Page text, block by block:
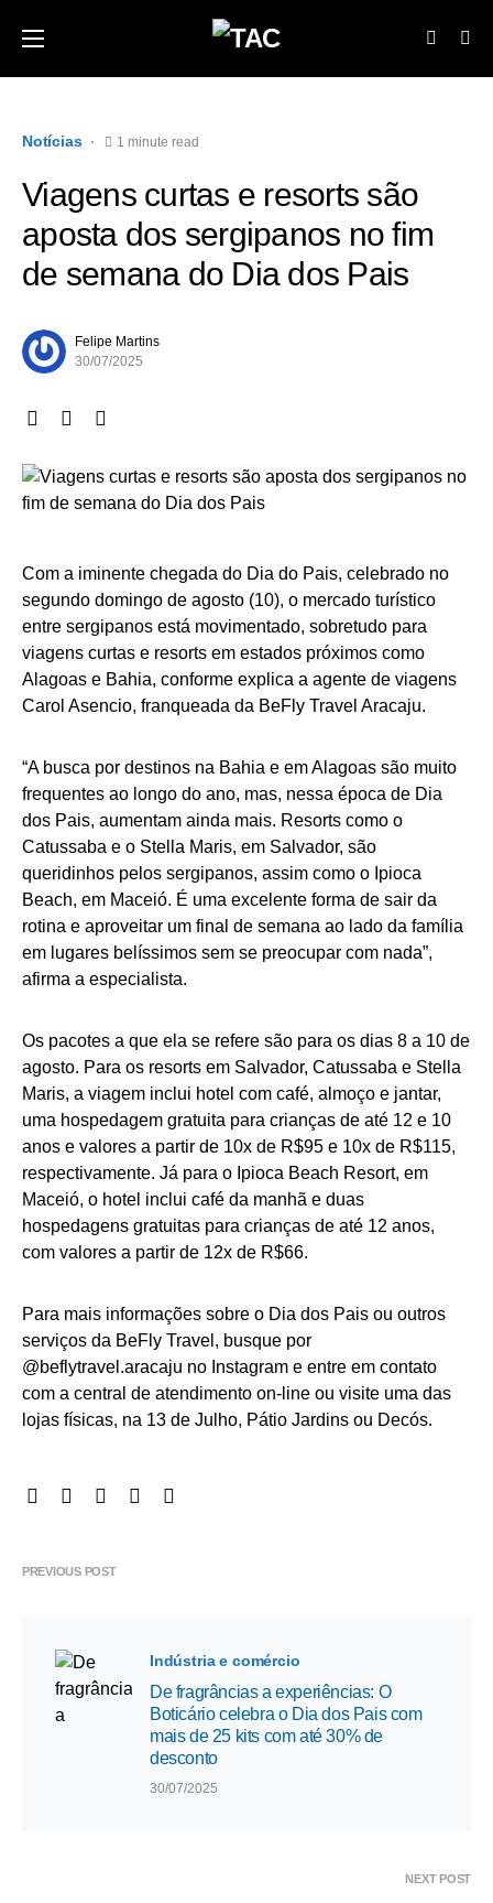
Notícias 1 minute read
Viagens curtas e resorts são
aposta dos sergipanos no fim
de semana do Dia dos Pais
Felipe Martins
30/07/2025
Com a iminente chegada do Dia do Pais, celebrado no
segundo domingo de agosto (10), o mercado turístico
entre sergipanos está movimentado, sobretudo para
viagens curtas e resorts em estados próximos como
Alagoas e Bahia, conforme explica a agente de viagens
Carol Asencio, franqueada da BeFly Travel Aracaju.
“A busca por destinos na Bahia e em Alagoas são muito
frequentes ao longo do ano, mas, nessa época de Dia
dos Pais, aumentam ainda mais. Resorts como o
Catussaba e o Stella Maris, em Salvador, são
queridinhos pelos sergipanos, assim como o Ipioca
Beach, em Maceió. É uma excelente forma de sair da
rotina e aproveitar um final de semana ao lado da família
em lugares belíssimos sem se preocupar com nada”,
afirma a especialista.
Os pacotes a que ela se refere são para os dias 8 a 10 de
agosto. Para os resorts em Salvador, Catussaba e Stella
Maris, a viagem inclui hotel com café, almoço e jantar,
uma hospedagem gratuita para crianças de até 12 e 10
anos e valores a partir de 10x de R$95 e 10x de R$115,
respectivamente. Já para o Ipioca Beach Resort, em
Maceió, o hotel inclui café da manhã e duas
hospedagens gratuitas para crianças de até 12 anos,
com valores a partir de 12x de R$66.
Para mais informações sobre o Dia dos Pais ou outros
serviços da BeFly Travel, busque por
@beflytravel.aracaju no Instagram e entre em contato
com a central de atendimento on-line ou visite uma das
lojas físicas, na 13 de Julho, Pátio Jardins ou Decós.
PREVIOUS POST
Indústria e comércio
De fragrâncias a experiências: O
Boticário celebra o Dia dos Pais com
mais de 25 kits com até 30% de
desconto
30/07/2025
NEXT POST